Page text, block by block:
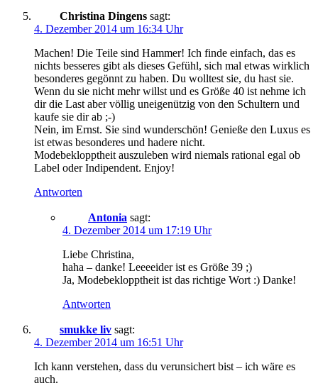
Christina Dingens sagt:
4. Dezember 2014 um 16:34 Uhr
Machen! Die Teile sind Hammer! Ich finde einfach, das es
nichts besseres gibt als dieses Gefühl, sich mal etwas wirklich
besonderes gegönnt zu haben. Du wolltest sie, du hast sie.
Wenn du sie nicht mehr willst und es Größe 40 ist nehme ich
dir die Last aber völlig uneigenützig von den Schultern und
kaufe sie dir ab ;-)
Nein, im Ernst. Sie sind wunderschön! Genieße den Luxus es
ist etwas besonderes und hadere nicht.
Modebeklopptheit auszuleben wird niemals rational egal ob
Label oder Indipendent. Enjoy!
Antworten
Antonia sagt:
4. Dezember 2014 um 17:19 Uhr
Liebe Christina,
haha – danke! Leeeeider ist es Größe 39 ;)
Ja, Modebeklopptheit ist das richtige Wort :) Danke!
Antworten
smukke liv sagt:
4. Dezember 2014 um 16:51 Uhr
Ich kann verstehen, dass du verunsichert bist – ich wäre es
auch.